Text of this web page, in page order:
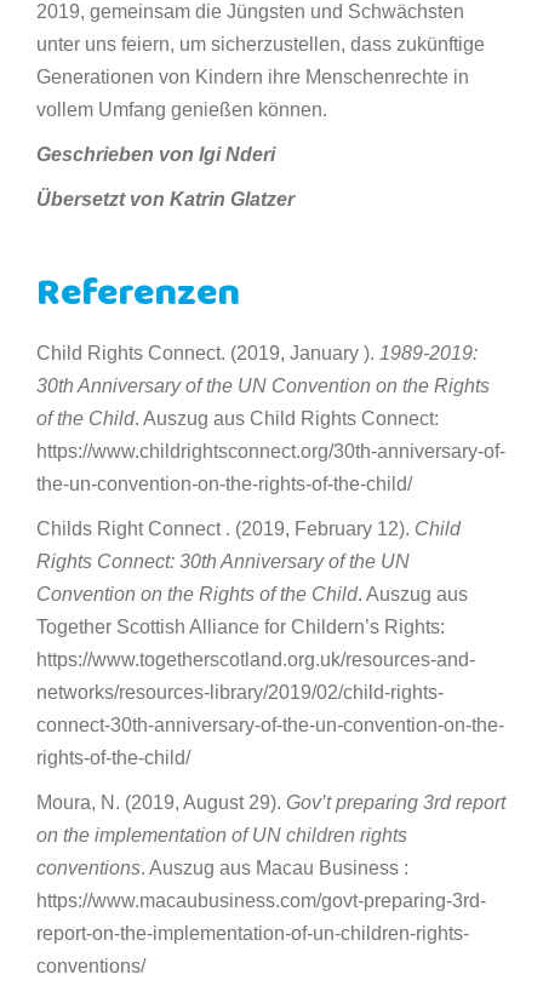
2019, gemeinsam die Jüngsten und Schwächsten
unter uns feiern, um sicherzustellen, dass zukünftige
Generationen von Kindern ihre Menschenrechte in
vollem Umfang genießen können.
Geschrieben von Igi Nderi
Übersetzt von Katrin Glatzer
Referenzen
Child Rights Connect. (2019, January ). 1989-2019:
30th Anniversary of the UN Convention on the Rights
of the Child. Auszug aus Child Rights Connect:
https://www.childrightsconnect.org/30th-anniversary-of-
the-un-convention-on-the-rights-of-the-child/
Childs Right Connect . (2019, February 12). Child
Rights Connect: 30th Anniversary of the UN
Convention on the Rights of the Child. Auszug aus
Together Scottish Alliance for Childern’s Rights:
https://www.togetherscotland.org.uk/resources-and-
networks/resources-library/2019/02/child-rights-
connect-30th-anniversary-of-the-un-convention-on-the-
rights-of-the-child/
Moura, N. (2019, August 29). Gov’t preparing 3rd report
on the implementation of UN children rights
conventions. Auszug aus Macau Business :
https://www.macaubusiness.com/govt-preparing-3rd-
report-on-the-implementation-of-un-children-rights-
conventions/